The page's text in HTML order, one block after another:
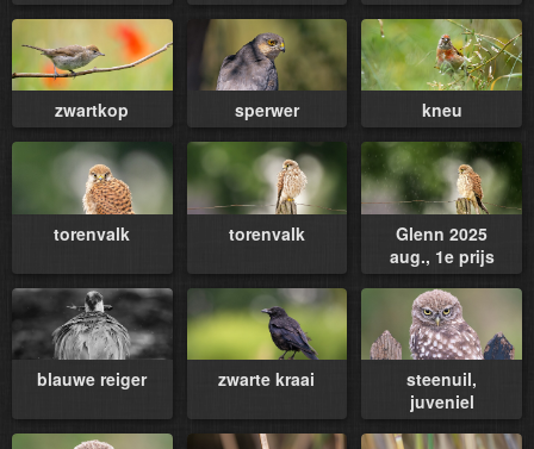
zwartkop sperwer kneu
torenvalk torenvalk
Glenn 2025
aug., 1e prijs
blauwe reiger zwarte kraai
steenuil,
juveniel